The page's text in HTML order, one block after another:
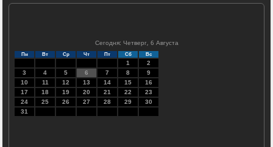
Сегодня: Четверг, 6 Августа
Пн Вт Ср Чт Пт Сб Вс
1
2
3
4 5 6 7 8
9
10
11 12 13 14 15
16
17
18 19 20 21 22
23
24
25 26 27 28 29
30
31